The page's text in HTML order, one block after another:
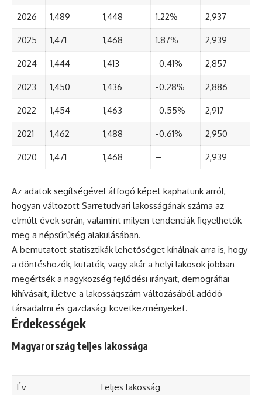
2026 1,489 1,448 1.22% 2,937
2025 1,471 1,468 1.87% 2,939
2024 1,444 1,413 -0.41% 2,857
2023 1,450 1,436 -0.28% 2,886
2022 1,454 1,463 -0.55% 2,917
2021 1,462 1,488 -0.61% 2,950
2020 1,471 1,468 – 2,939
Az adatok segítségével átfogó képet kaphatunk arról,
hogyan változott Sarretudvari lakosságának száma az
elmúlt évek során, valamint milyen tendenciák figyelhetők
meg a népsűrűség alakulásában.
A bemutatott statisztikák lehetőséget kínálnak arra is, hogy
a döntéshozók, kutatók, vagy akár a helyi lakosok jobban
megértsék a nagyközség fejlődési irányait, demográfiai
kihívásait, illetve a lakosságszám változásából adódó
társadalmi és gazdasági következményeket.
Érdekességek
Magyarország teljes lakossága
Év Teljes lakosság